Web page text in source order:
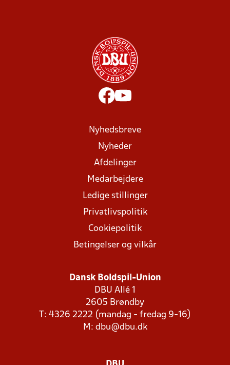
Nyhedsbreve
Nyheder
Afdelinger
Medarbejdere
Ledige stillinger
Privatlivspolitik
Cookiepolitik
Betingelser og vilkår
Dansk Boldspil-Union
DBU Allé 1
2605 Brøndby
T: 4326 2222 (mandag - fredag 9-16)
M: dbu@dbu.dk